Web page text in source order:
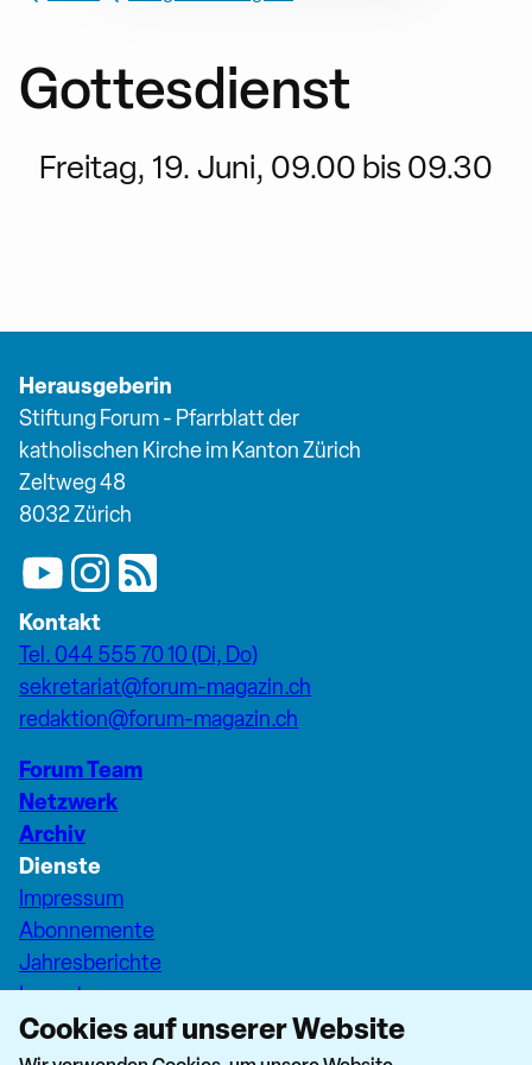
Gottesdienst
Freitag, 19. Juni, 09.00 bis 09.30
Herausgeberin
Stiftung Forum - Pfarrblatt der
katholischen Kirche im Kanton Zürich
Zeltweg 48
8032 Zürich
Kontakt
Tel. 044 555 70 10 (Di, Do)
sekretariat@forum-magazin.ch
redaktion@forum-magazin.ch
Forum Team
Netzwerk
Archiv
Dienste
Impressum
Abonnemente
Jahresberichte
Inserate
Pfarreiseiten Stadt Zürich
Dashboard Forum+
Cookies auf unserer Website